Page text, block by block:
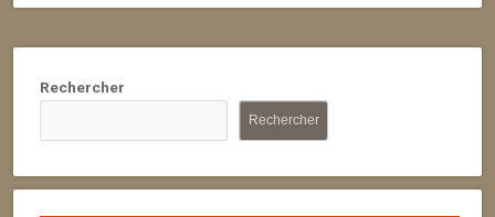
Rechercher
Rechercher